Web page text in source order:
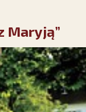
Maryją”